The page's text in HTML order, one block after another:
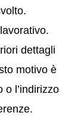
dettagli
motivo è
o l’indirizzo